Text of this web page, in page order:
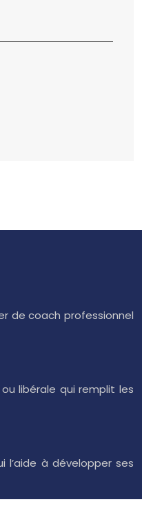
de coach professionnel
libérale qui remplit les
l’aide à développer ses